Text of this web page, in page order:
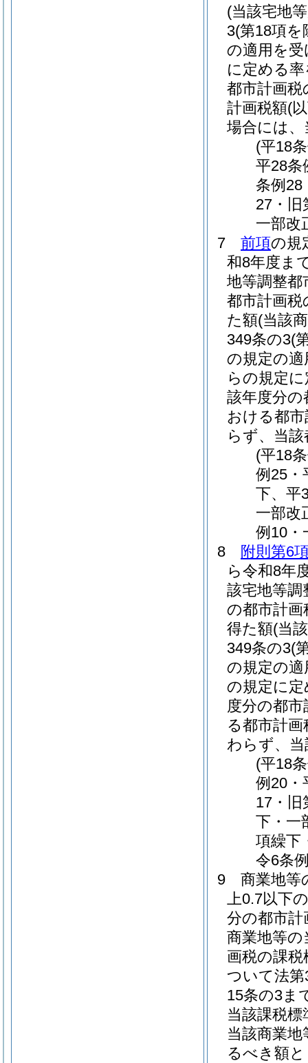
(当該宅地
3(第18項を
の適用を
に定める
都市計画
計画税額(
場合には、
(平18
平28条
条例28
27・旧
一部改
7
前項の規
和8年度ま
地等調整都
都市計画
た額(当該
349条の3(
の規定の
らの規定
該年度分
おける都
らず、当
(平18
例25・
下、平
一部改
例10・
8
附則第6
ら令和8年
該宅地等調
の都市計
得た額(当
349条の3(
の規定の
の規定に
度分の都
る都市計
わらず、
(平18
例20・
17・旧
下・一
項繰下
令6条
9
商業地等
上0.7以下
分の都市
商業地等の
画税の課税
ついて法
15条の3ま
当該課税
当該商業
るべき額